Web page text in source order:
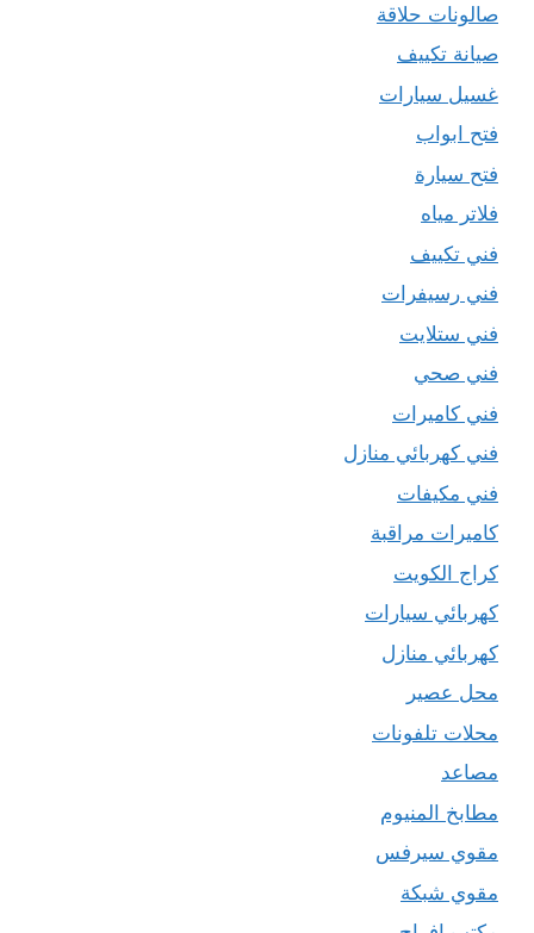
صالونات حلاقة
صيانة تكييف
غسيل سيارات
فتح ابواب
فتح سيارة
فلاتر مياه
فني تكييف
فني رسيفرات
فني ستلايت
فني صحي
فني كاميرات
فني كهربائي منازل
فني مكيفات
كاميرات مراقبة
كراج الكويت
كهربائي سيارات
كهربائي منازل
محل عصير
محلات تلفونات
مصاعد
مطابخ المنيوم
مقوي سيرفس
مقوي شبكة